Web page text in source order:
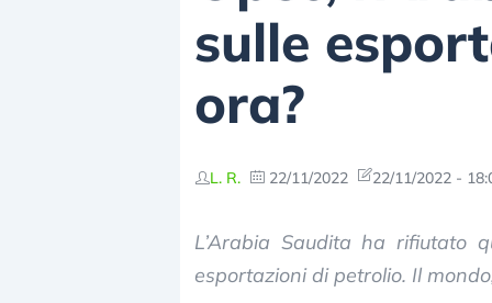
sulle
ora?
L. R. 22/11/2022 22/11/2022 -
L’Arabia Saudita ha rifiutato
esportazioni di petrolio. Il